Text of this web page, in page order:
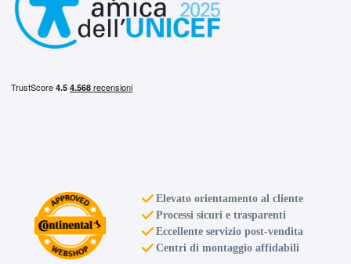
Elevato orientamento al cliente
Processi sicuri e trasparenti
Eccellente servizio post-vendita
Centri di montaggio affidabili